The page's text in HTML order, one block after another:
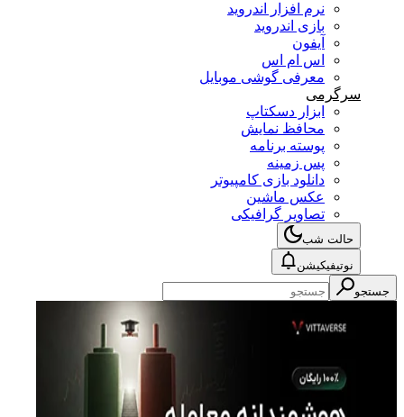
نرم افزار اندروید
بازی اندروید
آیفون
اس ام اس
معرفی گوشی موبایل
سرگرمی
ابزار دسکتاپ
محافظ نمایش
پوسته برنامه
پس زمینه
دانلود بازی کامپیوتر
عکس ماشین
تصاویر گرافیکی
حالت شب
نوتیفیکیشن
جستجو